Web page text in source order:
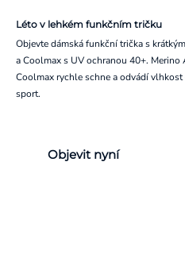
Léto v lehkém funkčním tričku
Objevte dámská funkční trička s
a Coolmax s UV ochranou 40+.
Coolmax rychle schne a odvádí
sport.
Objevit nyní